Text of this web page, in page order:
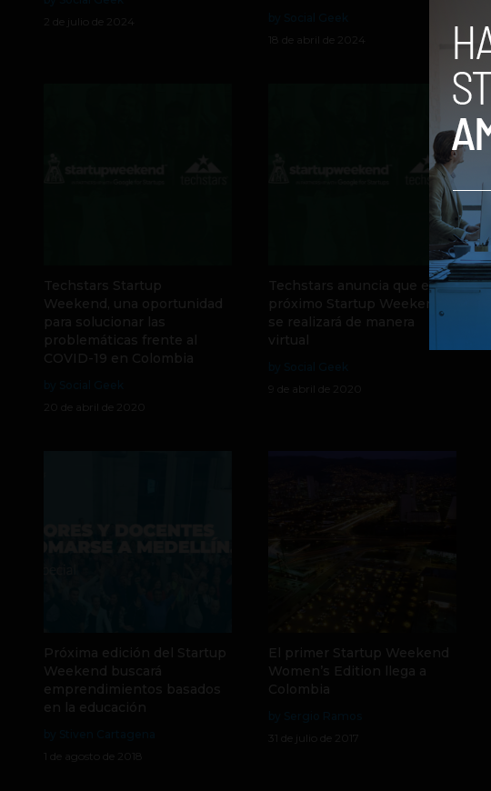
2 de julio de 2024
18 de abril de 2024
Techstars Startup
Weekend, una oportunidad
para solucionar las
problemáticas frente al
COVID-19 en Colombia
20 de abril de 2020
Techstars anuncia que el
próximo Startup Weekend
se realizará de manera
virtual
9 de abril de 2020
Próxima edición del Startup
Weekend buscará
emprendimientos basados
en la educación
1 de agosto de 2018
El primer Startup Weekend
Women’s Edition llega a
Colombia
31 de julio de 2017